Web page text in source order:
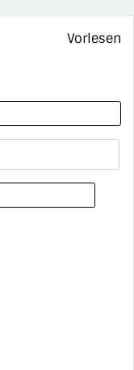
Vorlesen